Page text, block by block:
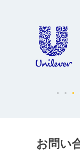
お問い